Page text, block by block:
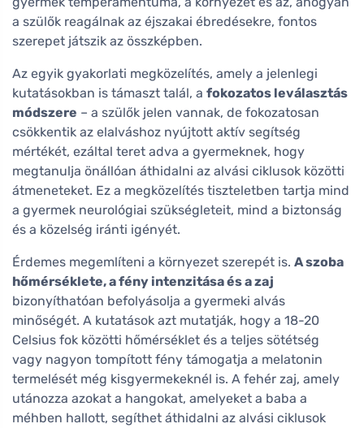
a szülők reagálnak az éjszakai ébredésekre, fontos
szerepet játszik az összképben.
Az egyik gyakorlati megközelítés, amely a jelenlegi
kutatásokban is támaszt talál, a fokozatos leválasztás
módszere – a szülők jelen vannak, de fokozatosan
csökkentik az elalváshoz nyújtott aktív segítség
mértékét, ezáltal teret adva a gyermeknek, hogy
megtanulja önállóan áthidalni az alvási ciklusok közötti
átmeneteket. Ez a megközelítés tiszteletben tartja mind
a gyermek neurológiai szükségleteit, mind a biztonság
és a közelség iránti igényét.
Érdemes megemlíteni a környezet szerepét is. A szoba
hőmérséklete, a fény intenzitása és a zaj
bizonyíthatóan befolyásolja a gyermeki alvás
minőségét. A kutatások azt mutatják, hogy a 18-20
Celsius fok közötti hőmérséklet és a teljes sötétség
vagy nagyon tompított fény támogatja a melatonin
termelését még kisgyermekeknél is. A fehér zaj, amely
utánozza azokat a hangokat, amelyeket a baba a
méhben hallott, segíthet áthidalni az alvási ciklusok